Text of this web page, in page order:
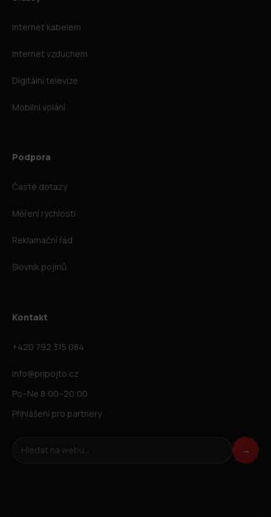
Internet kabelem
Internet vzduchem
Digitální televize
Mobilní volání
Podpora
Časté dotazy
Měření rychlosti
Reklamační řád
Slovník pojmů
Kontakt
+420 792 315 084
info@pripojto.cz
Po–Ne 8:00–20:00
Přihlášení pro partnery
Hledat na webu →